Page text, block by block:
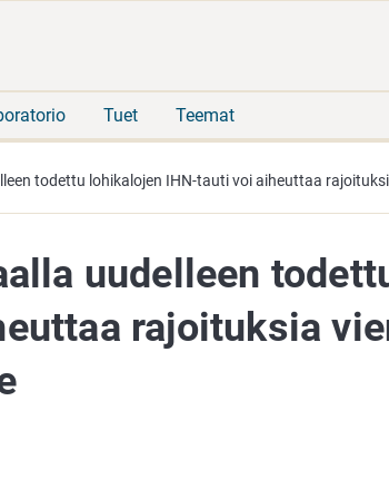
Tuet Teemat
todettu lohikalojen IHN-tauti voi aiheuttaa
uudelleen
rajoituksia